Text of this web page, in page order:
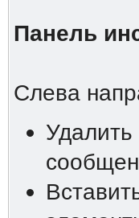
Панель
Слева